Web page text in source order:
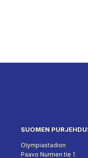
SUOMEN
Olympiastadion
Paavo Nurmen tie 1